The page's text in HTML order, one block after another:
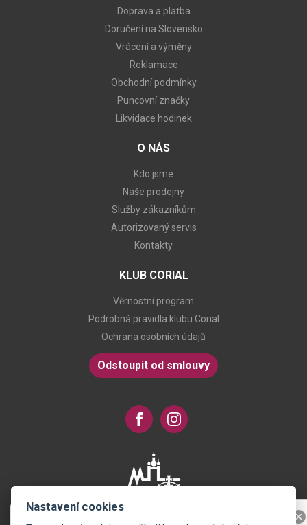
Doprava a platba
Doručení na Slovensko
Vrácení a výměny
Reklamace
Obchodní podmínky
Puncovní značky
Likvidace hodinek
O NÁS
Kdo jsme
Naše prodejny
Služby zákazníkům
Autorizovaný servis
Kontakty
KLUB CORIAL
Věrnostní program
Podrobná pravidla klubu Corial
Ochrana osobních údajů
Odstoupit od smlouvy
Nastavení cookies